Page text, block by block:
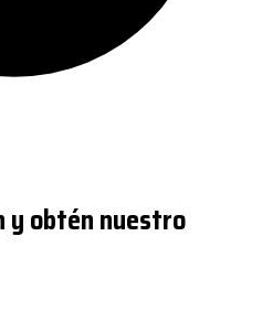
y obtén nuestro